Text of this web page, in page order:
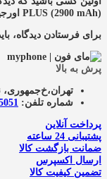
PLUS (2900 mAh) اورجینال”
برای فرستادن دیدگاه،
پرش به بالا
تهران،خ‌جمهوری،
شماره تلفن:
پرداخت آنلاین
پشتیبانی 24 ساعته
ضمانت بازگشت کالا
ارسال اکسپرس
تضمین کیفیت کالا